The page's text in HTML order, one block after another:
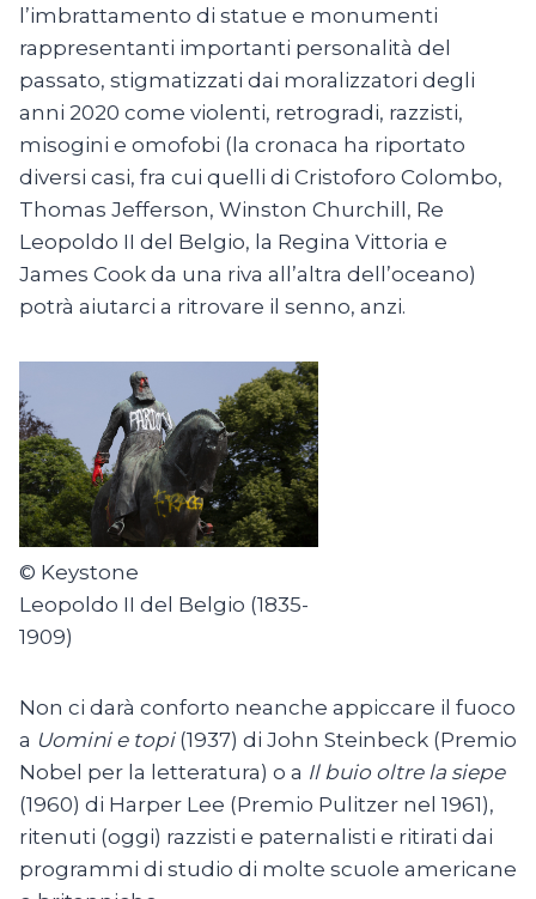
l’imbrattamento di statue e monumenti
rappresentanti importanti personalità del
passato, stigmatizzati dai moralizzatori degli
anni 2020 come violenti, retrogradi, razzisti,
misogini e omofobi (la cronaca ha riportato
diversi casi, fra cui quelli di Cristoforo Colombo,
Thomas Jefferson, Winston Churchill, Re
Leopoldo II del Belgio, la Regina Vittoria e
James Cook da una riva all’altra dell’oceano)
potrà aiutarci a ritrovare il senno, anzi.
© Keystone
Leopoldo II del Belgio (1835-
1909)
Non ci darà conforto neanche appiccare il fuoco
a Uomini e topi(1937) di John Steinbeck (Premio
Nobel per la letteratura) o a Il buio oltre la siepe
(1960) di Harper Lee (Premio Pulitzer nel 1961),
ritenuti (oggi) razzisti e paternalisti e ritirati dai
programmi di studio di molte scuole americane